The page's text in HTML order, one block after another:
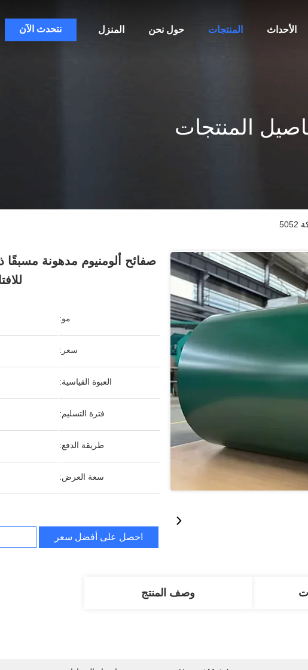
المنزل حول نحن المنتجات الأحداث نتحدث الآن
المنتجات
صفائح ألومنيوم مدهونة
مو:
سعر:
العبوة القياسية:
فترة التسليم:
طريقة الدفع:
سعة العرض:
احصل على أفضل سعر
وصف المنتج